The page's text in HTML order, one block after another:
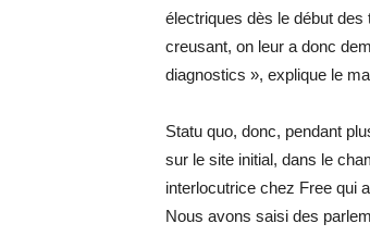
électriques dès le début
creusant, on leur a donc
diagnostics », explique le
Statu quo, donc, pendant
sur le site initial, dans le
interlocutrice chez Free qui
Nous avons saisi des